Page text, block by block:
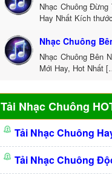
Nhạc Chuông
Hay Nhất Kích
Nhạc Chuông
Nhạc Chuông Bên
Mới Hay, Hot Nhất
Tải Nhạc Chuông
Tải Nhạc Chuông
Tải Nhạc Chuông